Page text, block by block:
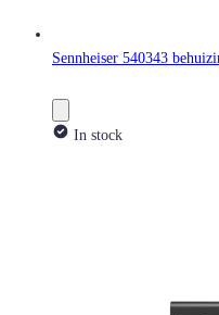
Sennheiser 540343
In stock